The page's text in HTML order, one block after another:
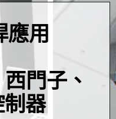
應用
門子、
器